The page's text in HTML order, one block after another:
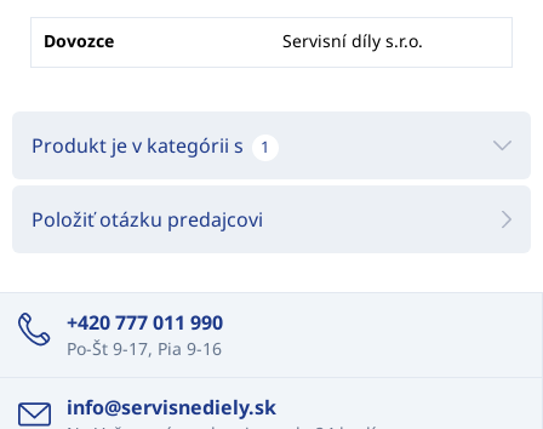
Dovozce Servisní díly s.r.o.
Produkt je v kategórii s 1
Položiť otázku predajcovi
+420 777 011 990
Po-Št 9-17, Pia 9-16
info@servisnediely.sk